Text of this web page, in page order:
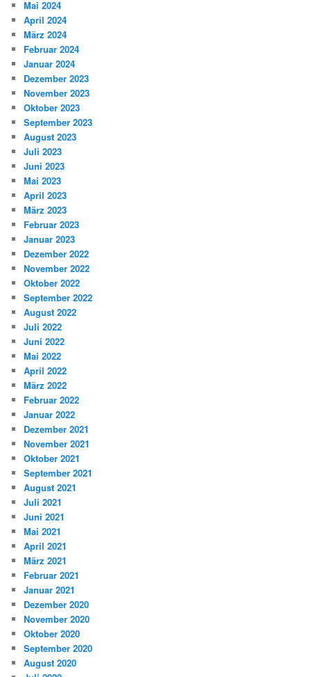
Mai 2024
April 2024
März 2024
Februar 2024
Januar 2024
Dezember 2023
November 2023
Oktober 2023
September 2023
August 2023
Juli 2023
Juni 2023
Mai 2023
April 2023
März 2023
Februar 2023
Januar 2023
Dezember 2022
November 2022
Oktober 2022
September 2022
August 2022
Juli 2022
Juni 2022
Mai 2022
April 2022
März 2022
Februar 2022
Januar 2022
Dezember 2021
November 2021
Oktober 2021
September 2021
August 2021
Juli 2021
Juni 2021
Mai 2021
April 2021
März 2021
Februar 2021
Januar 2021
Dezember 2020
November 2020
Oktober 2020
September 2020
August 2020